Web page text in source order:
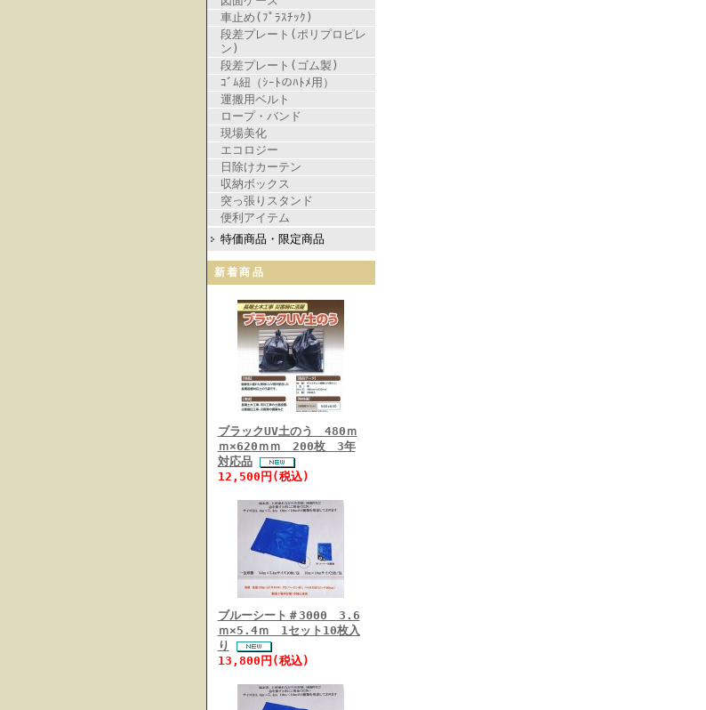
車止め(ﾌﾟﾗｽﾁｯｸ)
段差プレート(ポリプロピレ
ン)
段差プレート(ゴム製)
ｺﾞﾑ紐（ｼｰﾄのﾊﾄﾒ用）
運搬用ベルト
ロープ・バンド
現場美化
エコロジー
日除けカーテン
収納ボックス
突っ張りスタンド
便利アイテム
特価商品・限定商品
新着商品
ブラックUV土のう 480ｍ
ｍ×620ｍｍ 200枚 3年
対応品
12,500円(税込)
ブルーシート＃3000 3.6
ｍ×5.4ｍ 1セット10枚入
り
13,800円(税込)